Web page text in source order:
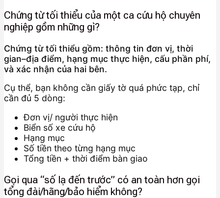
Chứng từ tối thiểu của một ca cứu hộ chuyên
nghiệp gồm những gì?
Chứng từ tối thiểu gồm: thông tin đơn vị, thời
gian–địa điểm, hạng mục thực hiện, cấu phần phí,
và xác nhận của hai bên.
Cụ thể, bạn không cần giấy tờ quá phức tạp, chỉ
cần đủ 5 dòng:
Đơn vị/ người thực hiện
Biển số xe cứu hộ
Hạng mục
Số tiền theo từng hạng mục
Tổng tiền + thời điểm bàn giao
Gọi qua “số lạ đến trước” có an toàn hơn gọi
tổng đài/hãng/bảo hiểm không?